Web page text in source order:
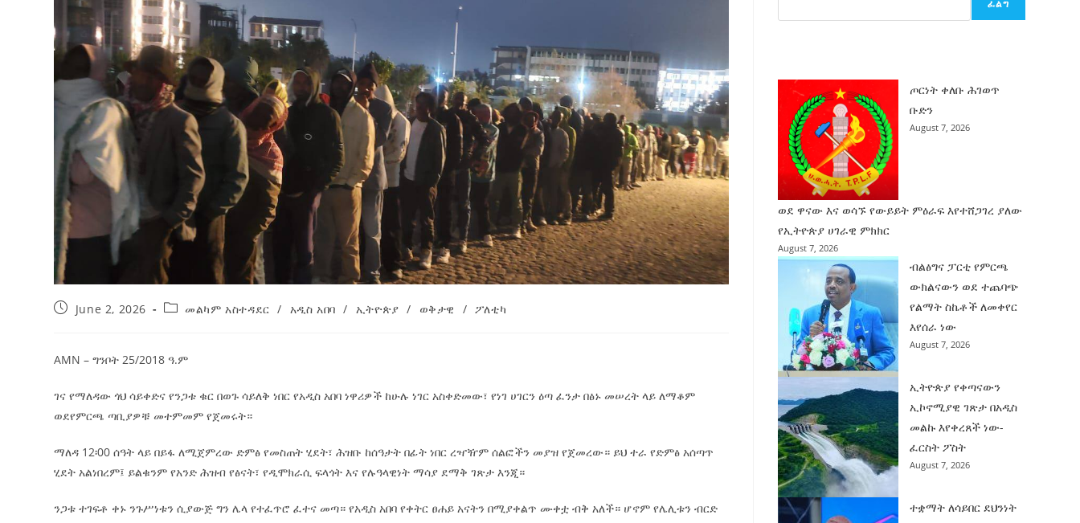
ብልፅግና ፓርቲ የምርጫ ውክልናውን ወደ
ተጨባጭ የልማት ስኬቶች ለመቀየር እየሰራ ነው
August 7, 2026
ኢትዮጵያ የቀጣናውን ኢኮኖሚያዊ ገጽታ በአዲስ
መልኩ እየቀረጸች ነው-ፈርስት ፖስት
August 7, 2026
2ኛው የአዲስ ሚዲያ ኔትዎርክ አመራሮች እና
ሠራተኞች ስፖርት ፌስቲቫል በቴሌቪዥን ዘርፍ
አሸናፊነት ተጠናቀቀ
August 1, 2026
ተቃውሞ የበዛበት የፊፋ አዲሱ እቅድ
July 30, 2026
ትርክትን በማረም እና የወል ትርክትን በመገንባት
ሃላፊነቱን እየተወጣ ይገኛል
AmnAdmin October 17, 2025
June 2, 2026 መልካም አስተዳደር / አዲስ አበባ / ኢትዮጵያ / ወቅታዊ / ፖለቲካ
AMN – ግንቦት 25/2018 ዓ.ም
ገና የማለዳው ጎህ ሳይቀድና የንጋቱ ቁር በወጉ ሳይለቅ ነበር የአዲስ አበባ ነዋሪዎች ከሁሉ ነገር አስቀድመው፣ የነገ ሀገርን ዕጣ ፈንታ በፅኑ መሠረት ላይ ለማቆም
ወደየምርጫ ጣቢያዎቹ መተምመም የጀመሩት።
ማለዳ 12፡00 ሰዓት ላይ በይፋ ለሚጀምረው ድምፅ የመስጠት ሂደት፣ ሕዝቡ ከሰዓታት በፊት ነበር ረዣዥም ሰልፎችን መያዝ የጀመረው። ይህ ተራ የድምፅ አሰጣጥ
ሂደት አልነበረም፤ ይልቁንም የአንድ ሕዝብ የፅናት፣ የዲሞክራሲ ፍላጎት እና የሉዓላዊነት ማሳያ ደማቅ ገጽታ እንጂ።
ንጋቱ ተገፍቶ ቀኑ ንጉሥነቱን ሲያውጅ ግን ሌላ የተፈጥሮ ፈተና መጣ። የአዲስ አበባ የቀትር ፀሐይ አናትን በሚያቀልጥ ሙቀቷ ብቅ አለች። ሆኖም የሌሊቱን ብርድ
ፈልግ
ጦርነት ቀለቡ ሕገወጥ
ቡድን
August 7, 2026
ወደ ዋናው እና ወሳኙ የውይይት ምዕራፍ እየተሸጋገረ ያለው
የኢትዮጵያ ሀገራዊ ምክክር
August 7, 2026
ብልፅግና ፓርቲ የምርጫ
ውክልናውን ወደ ተጨባጭ
የልማት ስኬቶች ለመቀየር
እየሰራ ነው
August 7, 2026
ኢትዮጵያ የቀጣናውን
ኢኮኖሚያዊ ገጽታ በአዲስ
መልኩ እየቀረጸች ነው-
ፈርስት ፖስት
August 7, 2026
ተቋማት ለሳይበር ደህንነት